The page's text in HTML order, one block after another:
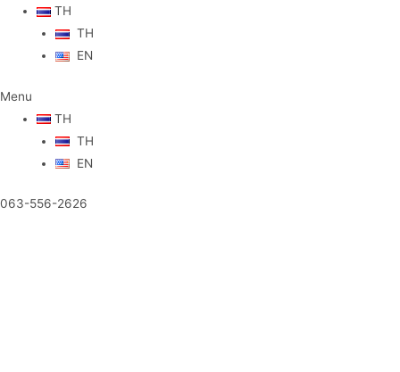
TH
TH
EN
Menu
TH
TH
EN
063-556-2626